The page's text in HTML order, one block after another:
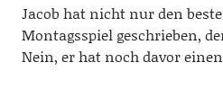
Jacob hat nicht nur den
Montagsspiel geschrieben,
Nein, er hat noch davor